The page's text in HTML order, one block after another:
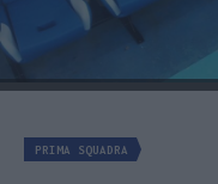
PRIMA SQUADRA